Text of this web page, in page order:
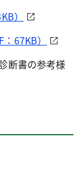
）
67KB）
断書の参考様